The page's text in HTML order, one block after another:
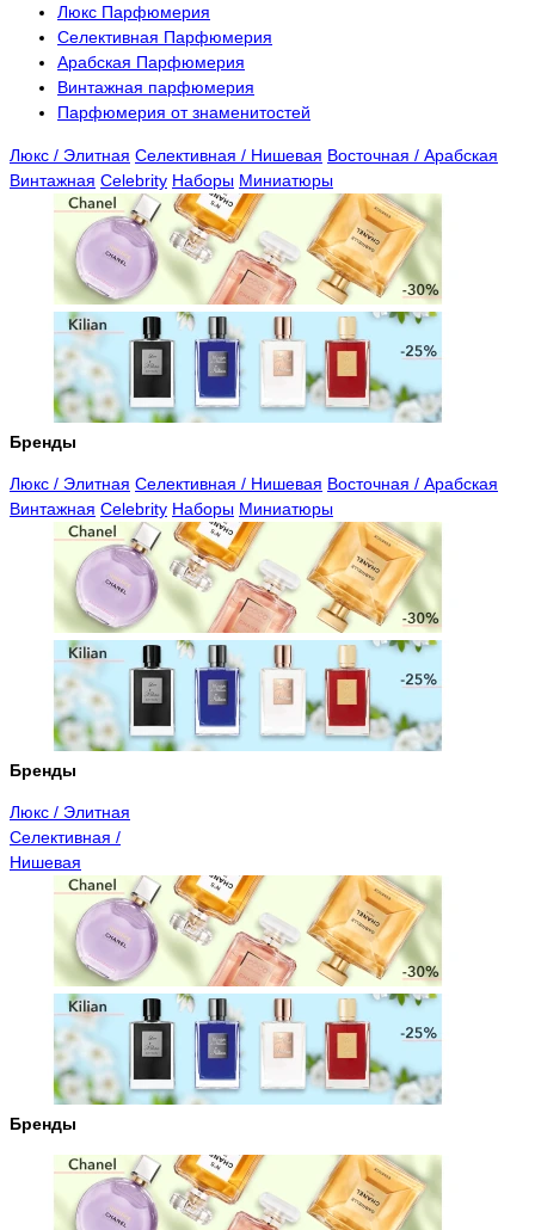
Люкс Парфюмерия
Селективная Парфюмерия
Арабская Парфюмерия
Винтажная парфюмерия
Парфюмерия от знаменитостей
Люкс / Элитная Селективная / Нишевая Восточная / Арабская
Винтажная Celebrity Наборы Миниатюры
Бренды
Люкс / Элитная Селективная / Нишевая Восточная / Арабская
Винтажная Celebrity Наборы Миниатюры
Бренды
Люкс / Элитная
Селективная /
Нишевая
Бренды